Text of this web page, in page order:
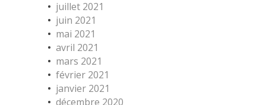
juillet 2021
juin 2021
mai 2021
avril 2021
mars 2021
février 2021
janvier 2021
décembre 2020